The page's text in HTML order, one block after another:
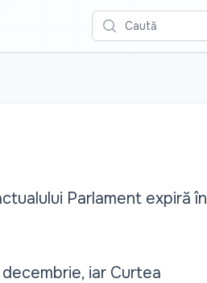
Caută
Parlament expiră în
iar Curtea